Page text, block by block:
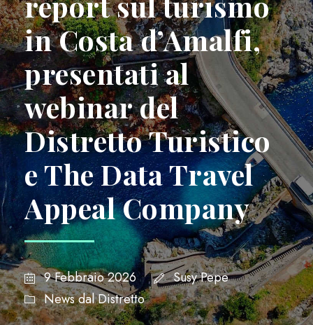
in Costa d’Amalfi,
presentati al
webinar del
Distretto Turistico
e The Data Travel
Appeal Company
9 Febbraio 2026
Susy Pepe
News dal Distretto